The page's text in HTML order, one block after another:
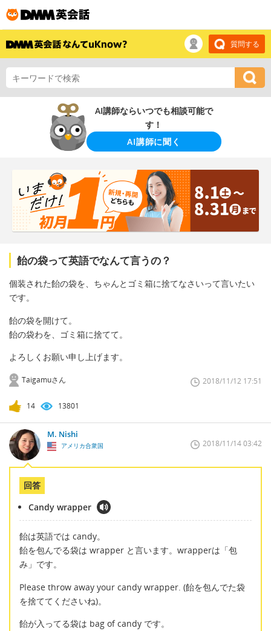
質問する
AI講師ならいつでも相談可能で
す！
AI講師に聞く
飴の袋って英語でなんて言うの？
個装された飴の袋を、ちゃんとゴミ箱に捨てなさいって言いたい
です。
飴の袋を開けて。
飴の袋わを、ゴミ箱に捨てて。
よろしくお願い申し上げます。
Taigamuさん 2018/11/12 17:51
14 13801
M. Nishi
アメリカ合衆国 2018/11/14 03:42
回答
Candy wrapper
飴は英語では candy。
飴を包んでる袋は wrapper と言います。wrapperは「包
み」です。
Please throw away your candy wrapper. (飴を包んでた袋
を捨ててくださいね)。
飴が入ってる袋は bag of candy です。